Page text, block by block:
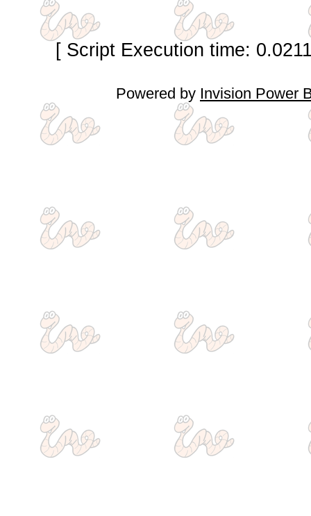
[ Script Execution time:
Powered by Invision Power